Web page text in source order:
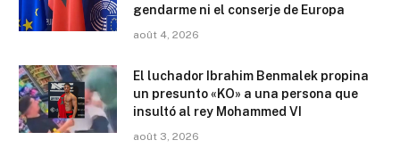
gendarme ni el conserje de Europa
août 4, 2026
El luchador Ibrahim Benmalek propina
un presunto «KO» a una persona que
insultó al rey Mohammed VI
août 3, 2026